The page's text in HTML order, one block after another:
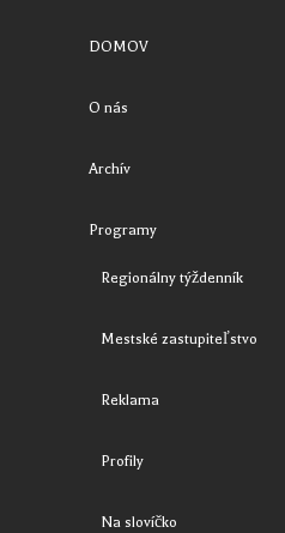
DOMOV
O nás
Archív
Programy
Regionálny týždenník
Mestské zastupiteľstvo
Reklama
Profily
Na slovíčko